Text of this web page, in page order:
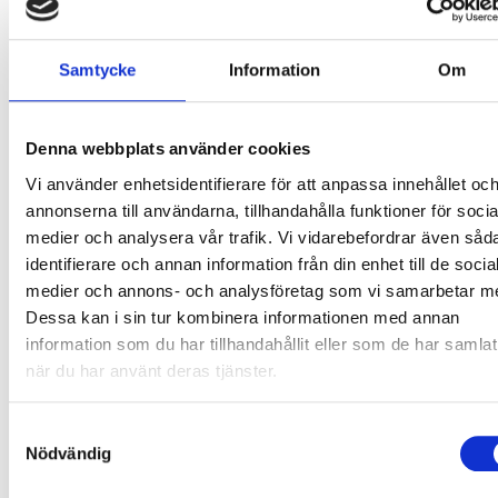
Samtycke Information Om
Denna webbplats använder cookies
Vi använder enhetsidentifierare för att anpassa innehållet och
annonserna till användarna, tillhandahålla funktioner för
medier och analysera vår trafik. Vi vidarebefordrar även
identifierare och annan information från din enhet till de
medier och annons- och analysföretag som vi samarbetar
Dessa kan i sin tur kombinera informationen med annan
information som du har tillhandahållit eller som de har
när du har använt deras tjänster.
Nödvändig
för offentliga måltider kommer att ske under 2024
måltidschefer som forskare, och man börjar med
skola och förskola.
Livsmedelsverket har även fått ett nytt
regeringsuppdrag som går ut på att man i den nya
svenska kostråden även ska ta hänsyn till en ökad
svensk livsmedelsproduktion, inte minst för att
säkra livsmedelsberedskapen.
ganska likt. Åsa Brugård Konde önskar att